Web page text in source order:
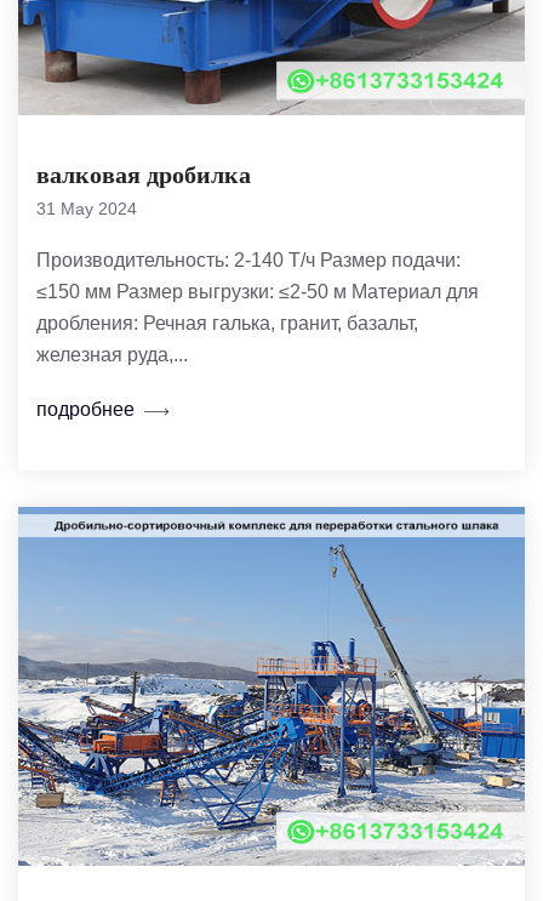
валковая дробилка
31 May 2024
Производительность: 2-140 Т/ч Размер подачи:
≤150 мм Размер выгрузки: ≤2-50 м Материал для
дробления: Речная галька, гранит, базальт,
железная руда,...
подробнее